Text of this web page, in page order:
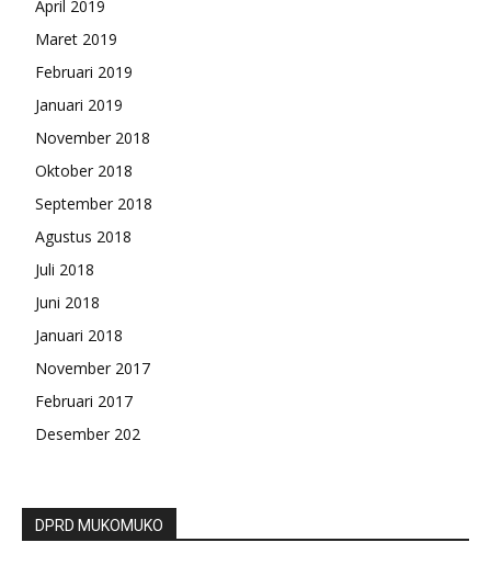
April 2019
Maret 2019
Februari 2019
Januari 2019
November 2018
Oktober 2018
September 2018
Agustus 2018
Juli 2018
Juni 2018
Januari 2018
November 2017
Februari 2017
Desember 202
DPRD MUKOMUKO